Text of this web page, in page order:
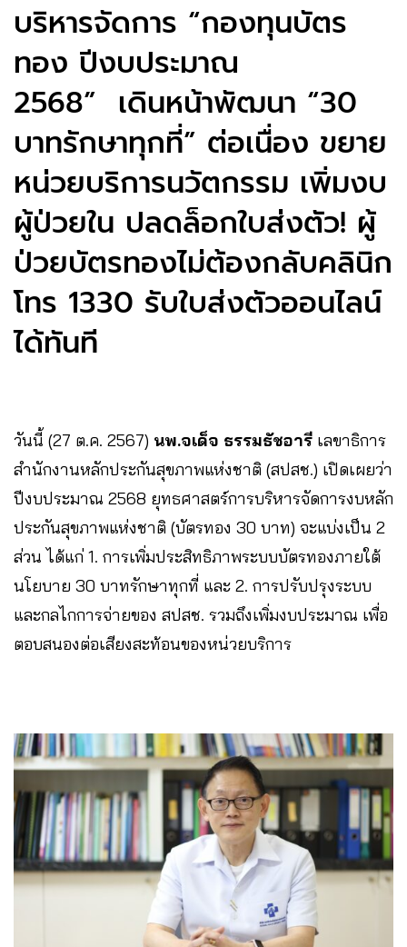
บริหารจัดการ “กองทุนบัตร
ทอง ปีงบประมาณ
2568” เดินหน้าพัฒนา “30
บาทรักษาทุกที่” ต่อเนื่อง ขยาย
หน่วยบริการนวัตกรรม เพิ่มงบ
ผู้ป่วยใน ปลดล็อกใบส่งตัว! ผู้
ป่วยบัตรทองไม่ต้องกลับคลินิก
โทร 1330 รับใบส่งตัวออนไลน์
ได้ทันที
วันนี้ (27 ต.ค. 2567) นพ.จเด็จ ธรรมธัชอารี เลขาธิการ
สำนักงานหลักประกันสุขภาพแห่งชาติ (สปสช.) เปิดเผยว่า
ปีงบประมาณ 2568 ยุทธศาสตร์การบริหารจัดการงบหลัก
ประกันสุขภาพแห่งชาติ (บัตรทอง 30 บาท) จะแบ่งเป็น 2
ส่วน ได้แก่ 1. การเพิ่มประสิทธิภาพระบบบัตรทองภายใต้
นโยบาย 30 บาทรักษาทุกที่ และ 2. การปรับปรุงระบบ
และกลไกการจ่ายของ สปสช. รวมถึงเพิ่มงบประมาณ เพื่อ
ตอบสนองต่อเสียงสะท้อนของหน่วยบริการ